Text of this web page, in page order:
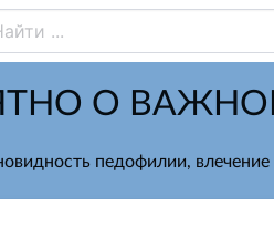
О
педофилии,